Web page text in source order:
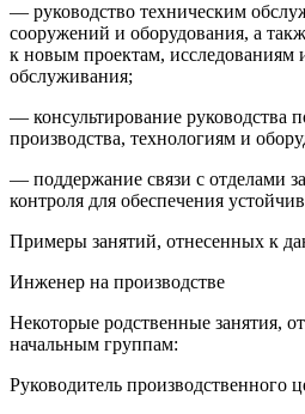
— руководство техническим
сооружений и оборудования, а
к новым проектам, исследованиям
обслуживания;
— консультирование руководства
производства, технологиям и
— поддержание связи с отделами
контроля для обеспечения
Примеры занятий, отнесенных к
Инженер на производстве
Некоторые родственные занятия,
начальным группам:
Руководитель производственного